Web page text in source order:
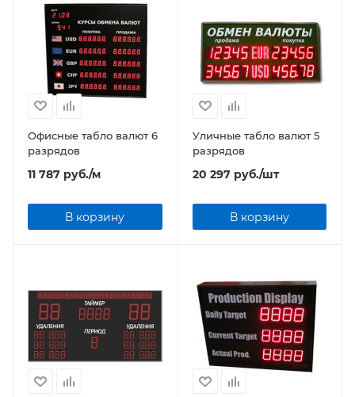
Офисные табло валют 6
разрядов
11 787 руб./м
В корзину
Уличные табло валют 5
разрядов
20 297руб./шт
В корзину